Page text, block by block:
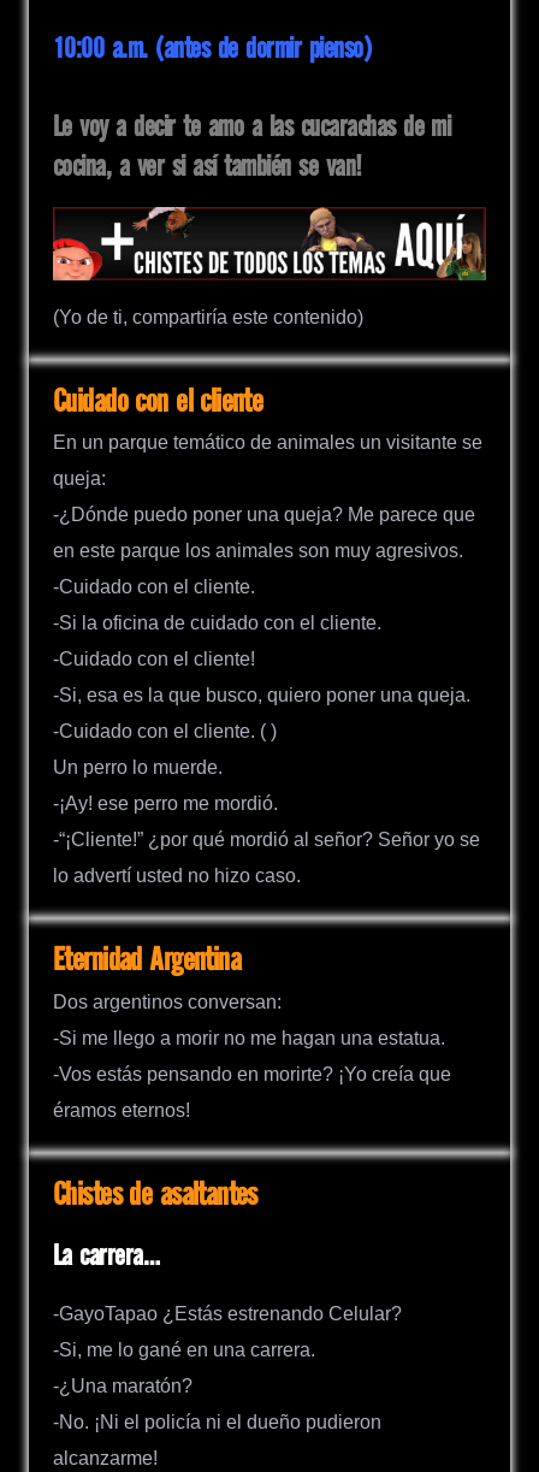
10:00 a.m. (antes de dormir pienso)
Le voy a decir te amo a las cucarachas de mi
cocina, a ver si así también se van!
(Yo de ti, compartiría este contenido)
Cuidado con el cliente
En un parque temático de animales un visitante se
queja:
-¿Dónde puedo poner una queja? Me parece que
en este parque los animales son muy agresivos.
-Cuidado con el cliente.
-Si la oficina de cuidado con el cliente.
-Cuidado con el cliente!
-Si, esa es la que busco, quiero poner una queja.
-Cuidado con el cliente. ( )
Un perro lo muerde.
-¡Ay! ese perro me mordió.
-“¡Cliente!” ¿por qué mordió al señor? Señor yo se
lo advertí usted no hizo caso.
Eternidad Argentina
Dos argentinos conversan:
-Si me llego a morir no me hagan una estatua.
-Vos estás pensando en morirte? ¡Yo creía que
éramos eternos!
Chistes de asaltantes
La carrera…
-GayoTapao ¿Estás estrenando Celular?
-Si, me lo gané en una carrera.
-¿Una maratón?
-No. ¡Ni el policía ni el dueño pudieron
alcanzarme!